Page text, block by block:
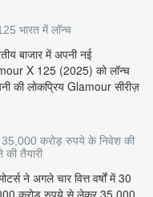
भारत में लॉन्च
बाजार में अपनी नई
X 125 (2025) को लॉन्च
की लोकप्रिय Glamour सीरीज़
35,000 करोड़ रुपये के निवेश की
तैयारी
ने अगले चार वित्त वर्षों में 30